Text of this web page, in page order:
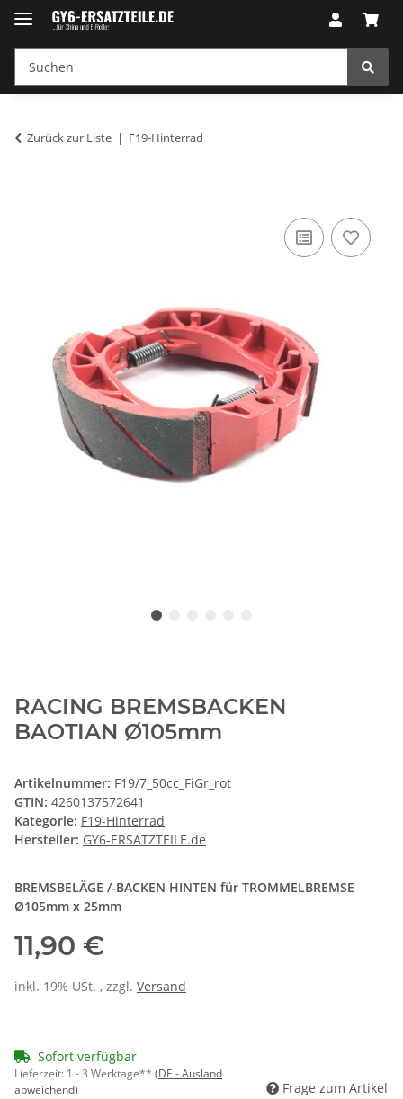
Zurück zur Liste F19-Hinterrad
RACING BREMSBACKEN
BAOTIAN Ø105mm
Artikelnummer: F19/7_50cc_FiGr_rot
GTIN: 4260137572641
Kategorie: F19-Hinterrad
Hersteller: GY6-ERSATZTEILE.de
BREMSBELÄGE /-BACKEN HINTEN für TROMMELBREMSE
Ø105mm x 25mm
11,90 €
inkl. 19% USt. , zzgl. Versand
Sofort verfügbar
Lieferzeit: 1 - 3 Werktage** (DE - Ausland
abweichend)
Frage zum Artikel